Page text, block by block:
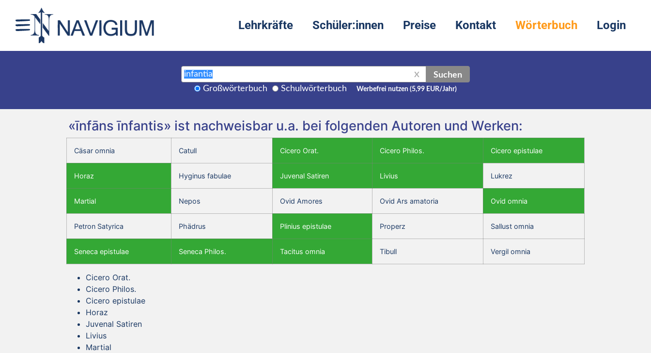
Lehrkräfte Schüler:innen Preise Kontakt Wörterbuch Login
X Suchen
Großwörterbuch Schulwörterbuch Werbefrei nutzen (5,99 EUR/Jahr)
«īnfāns īnfantis» ist nachweisbar u.a. bei folgenden Autoren und Werken:
Cäsar omnia Catull Cicero Orat. Cicero Philos. Cicero epistulae
Horaz Hyginus fabulae Juvenal Satiren Livius Lukrez
Martial Nepos Ovid Amores Ovid Ars amatoria Ovid omnia
Petron Satyrica Phädrus Plinius epistulae Properz Sallust omnia
Seneca epistulae Seneca Philos. Tacitus omnia Tibull Vergil omnia
Cicero Orat.
Cicero Philos.
Cicero epistulae
Horaz
Juvenal Satiren
Livius
Martial